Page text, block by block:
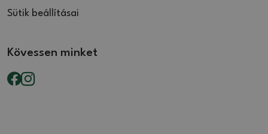
Sütik beállításai
Kövessen minket